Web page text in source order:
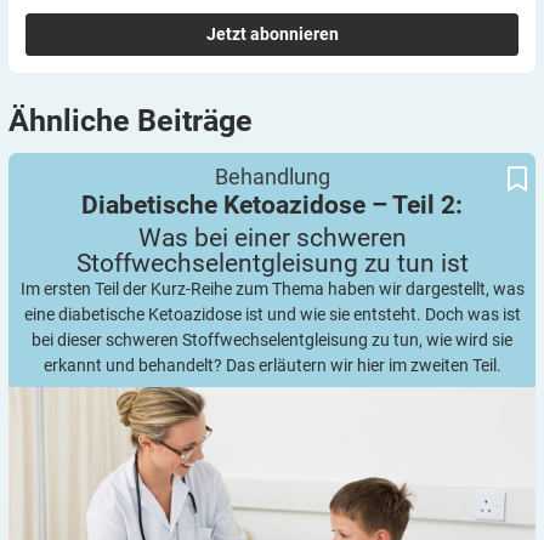
Jetzt abonnieren
Ähnliche Beiträge
Was bei einer schweren Stoffwechselentgleisung zu tun ist
Behandlung
Diabetische Ketoazidose – Teil 2:
Was bei einer schweren
Stoffwechselentgleisung zu tun ist
Im ersten Teil der Kurz-Reihe zum Thema haben wir dargestellt, was
eine diabetische Ketoazidose ist und wie sie entsteht. Doch was ist
bei dieser schweren Stoffwechselentgleisung zu tun, wie wird sie
erkannt und behandelt? Das erläutern wir hier im zweiten Teil.